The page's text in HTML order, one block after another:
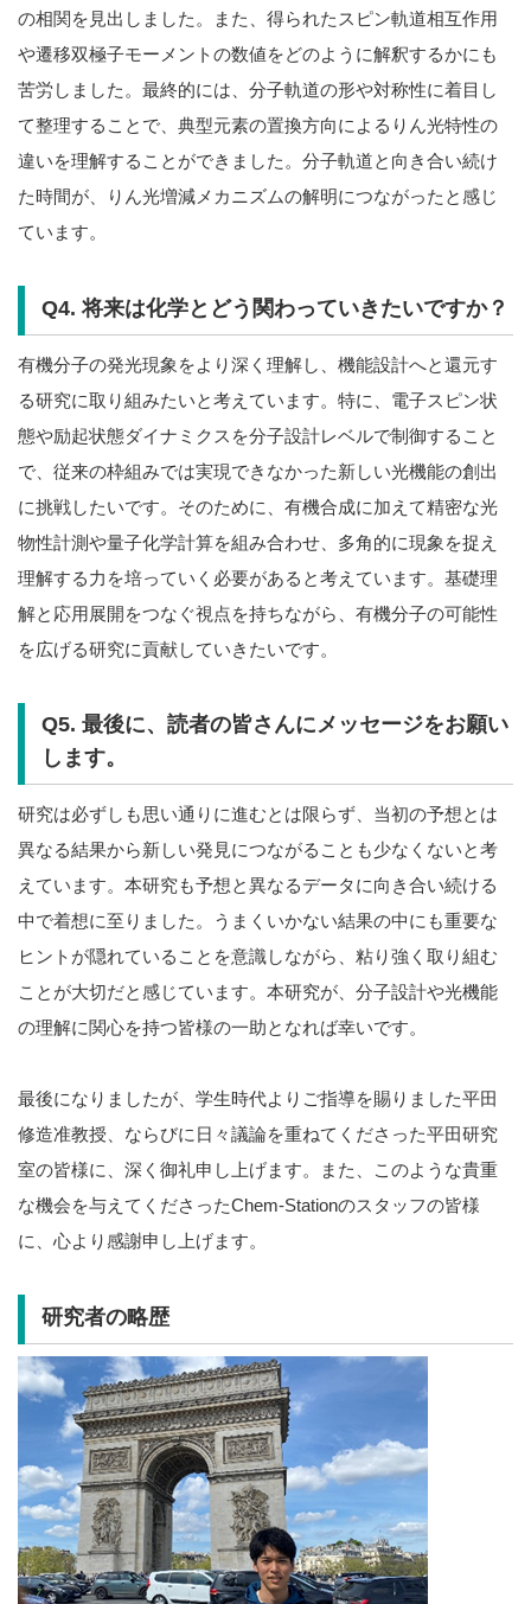
の相関を見出しました。また、得られたスピン軌道相互作用
や遷移双極子モーメントの数値をどのように解釈するかにも
苦労しました。最終的には、分子軌道の形や対称性に着目し
て整理することで、典型元素の置換方向によるりん光特性の
違いを理解することができました。分子軌道と向き合い続け
た時間が、りん光増減メカニズムの解明につながったと感じ
ています。
Q4. 将来は化学とどう関わっていきたいですか？
有機分子の発光現象をより深く理解し、機能設計へと還元す
る研究に取り組みたいと考えています。特に、電子スピン状
態や励起状態ダイナミクスを分子設計レベルで制御すること
で、従来の枠組みでは実現できなかった新しい光機能の創出
に挑戦したいです。そのために、有機合成に加えて精密な光
物性計測や量子化学計算を組み合わせ、多角的に現象を捉え
理解する力を培っていく必要があると考えています。基礎理
解と応用展開をつなぐ視点を持ちながら、有機分子の可能性
を広げる研究に貢献していきたいです。
Q5. 最後に、読者の皆さんにメッセージをお願い
します。
研究は必ずしも思い通りに進むとは限らず、当初の予想とは
異なる結果から新しい発見につながることも少なくないと考
えています。本研究も予想と異なるデータに向き合い続ける
中で着想に至りました。うまくいかない結果の中にも重要な
ヒントが隠れていることを意識しながら、粘り強く取り組む
ことが大切だと感じています。本研究が、分子設計や光機能
の理解に関心を持つ皆様の一助となれば幸いです。
最後になりましたが、学生時代よりご指導を賜りました平田
修造准教授、ならびに日々議論を重ねてくださった平田研究
室の皆様に、深く御礼申し上げます。また、このような貴重
な機会を与えてくださったChem-Stationのスタッフの皆様
に、心より感謝申し上げます。
研究者の略歴